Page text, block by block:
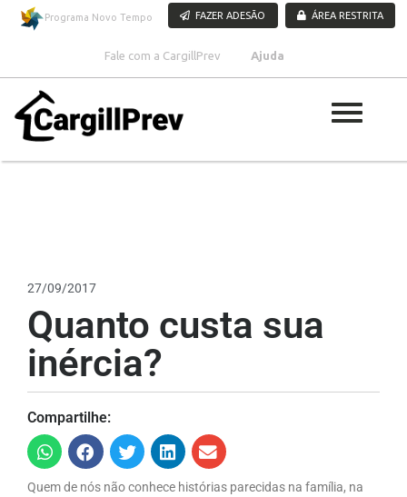
Pular para o conteúdo
Programa Novo Tempo FAZER ADESÃO ÁREA RESTRITA
Fale com a CargillPrev Ajuda
27/09/2017
Quanto custa sua
inércia?
Compartilhe:
Quem de nós não conhece histórias parecidas na família, na